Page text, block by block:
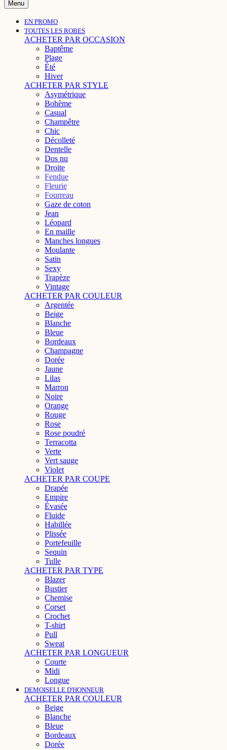
Menu
EN PROMO
TOUTES LES ROBES
ACHETER PAR OCCASION
Baptême
Plage
Été
Hiver
ACHETER PAR STYLE
Asymétrique
Bohème
Casual
Champêtre
Chic
Décolleté
Dentelle
Dos nu
Droite
Fendue
Fleurie
Fourreau
Gaze de coton
Jean
Léopard
En maille
Manches longues
Moulante
Satin
Sexy
Trapèze
Vintage
ACHETER PAR COULEUR
Argentée
Beige
Blanche
Bleue
Bordeaux
Champagne
Dorée
Jaune
Lilas
Marron
Noire
Orange
Rouge
Rose
Rose poudré
Terracotta
Verte
Vert sauge
Violet
ACHETER PAR COUPE
Drapée
Empire
Évasée
Fluide
Habillée
Plissée
Portefeuille
Sequin
Tulle
ACHETER PAR TYPE
Blazer
Bustier
Chemise
Corset
Crochet
T-shirt
Pull
Sweat
ACHETER PAR LONGUEUR
Courte
Midi
Longue
DEMOISELLE D'HONNEUR
ACHETER PAR COULEUR
Beige
Blanche
Bleue
Bordeaux
Dorée